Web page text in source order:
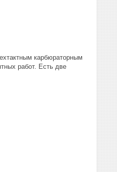
карбюраторным
работ. Есть две